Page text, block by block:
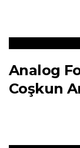
Analog
Coşkun